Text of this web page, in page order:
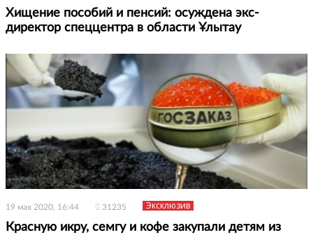
Хищение пособий и пенсий: осуждена экс-
директор спеццентра в области Ұлытау
19 мая 2020, 16:44 31235 Эксклюзив
Красную икру, семгу и кофе закупали детям из